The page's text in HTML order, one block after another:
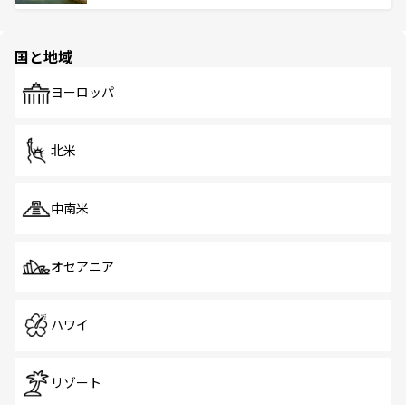
で、ホーカーズは地元の風情を楽しめる外せないスポット
国と地域
ヨーロッパ
北米
中南米
オセアニア
ハワイ
リゾート